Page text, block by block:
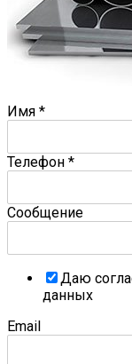
Имя *
Телефон *
Сообщение
Даю
данных
Email